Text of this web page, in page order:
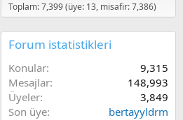
Toplam: 7,399 (üye: 13, misafir: 7,386)
Forum istatistikleri
Konular
9,315
Mesajlar
148,993
Üyeler
3,849
Son üye
bertayyldrm